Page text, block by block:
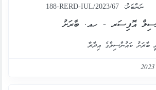
ނަންބަރު: 188-RERD-IUL/2023/67
އޮފިސަރ - ހއ. ބާރަށު
ބާރަށު ކައުންސިލްގެ އިދާރާ